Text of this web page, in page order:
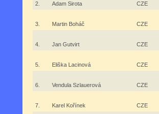
2. Adam Sirota CZE
3. Martin Boháč CZE
4. Jan Gutvirt CZE
5. Eliška Lacinová CZE
6. Vendula Szlauerová CZE
7. Karel Kořínek CZE